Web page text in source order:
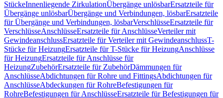
StückeInnenliegende ZirkulationÜbergänge unlösbarErsatzteile für
Übergänge unlösbarÜbergänge und Verbindungen, lösbarErsatzteile
für Übergänge und Verbindungen, lösbarVerschlüsseErsatzteile für
VerschlüsseAnschlüsseErsatzteile für AnschlüsseVerteiler mit
GewindeanschlussErsatzteile für Verteiler mit GewindeanschlussT-
Stücke für HeizungErsatzteile für T-Stücke für HeizungAnschlüsse
für HeizungErsatzteile für Anschlüsse für
HeizungZubehörErsatzteile für ZubehörDämmungen für
AnschlüsseAbdichtungen für Rohre und FittingsAbdichtungen für
AnschlüsseAbdeckungen für RohreBefestigungen für
RohreBefestigungen für AnschlüsseErsatzteile für Befestigungen für